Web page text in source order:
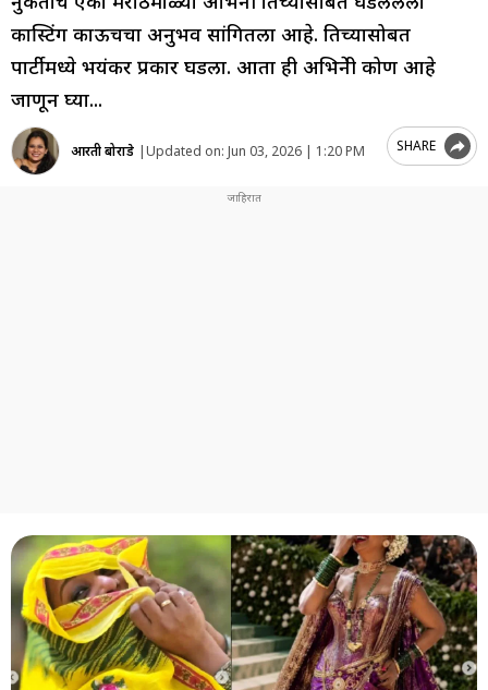
कास्टिंग काऊचचा अनुभव सांगितला आहे. तिच्यासोबत
पार्टीमध्ये भयंकर प्रकार घडला. आता ही अभिनेत्री कोण आहे
जाणून घ्या...
आरती बोराडे |Updated on: Jun 03, 2026 | 1:20 PM SHARE